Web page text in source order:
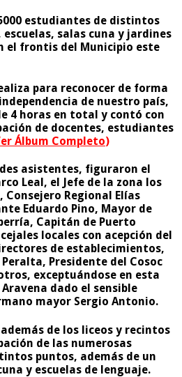
estudiantes de distintos
salas cuna y jardines
el frontis del Municipio este
para reconocer de forma
de nuestro país,
4 horas en total y contó con
de docentes, estudiantes
Álbum Completo)
asistentes, figuraron el
Leal, el Jefe de la zona los
Consejero Regional Elías
Eduardo Pino, Mayor de
Capitán de Puerto
locales con acepción del
de establecimientos,
Presidente del Cosoc
exceptuándose en esta
dado el sensible
mayor Sergio Antonio.
de los liceos y recintos
de las numerosas
puntos, además de un
y escuelas de lenguaje.